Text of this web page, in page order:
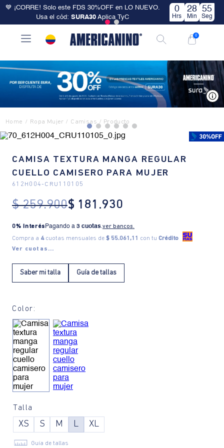
💙 ¡CORRE! Solo este FDS 30%OFF en LO NUEVO.
Usa el cód:SURA30 Aplica TyC
0
Hrs
28
Min
55
Seg
0
Ropa Mujer Camisas
CAMISA TEXTURA MANGA REGULAR
CUELLO CAMISERO PARA MUJER
612H004- CRU110105
$ 259.900$ 181 .930
0% Interés Pagando a 3 cuotas.ver bancos.
Compra a 4cuotas mensuales de $ 55.061,11 con tu Crédito
Ver cuotas...
Saber mi talla Guía de tallas
Color:
Talla
XS S M L XL
Guía de tallas